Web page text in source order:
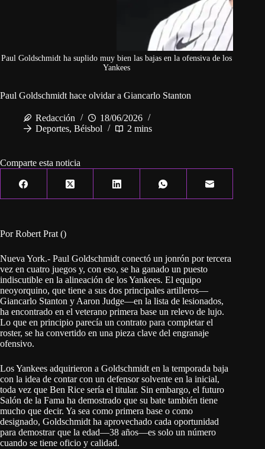
Paul Goldschmidt ha suplido muy bien las bajas en la ofensiva de los
Yankees
Paul Goldschmidt hace olvidar a Giancarlo Stanton
Redacción
18/06/2026
Deportes, Béisbol 2 mins
Comparte esta noticia
Por Robert Prat ()
Nueva York.- Paul Goldschmidt conectó un jonrón por tercera
vez en cuatro juegos y, con eso, se ha ganado un puesto
indiscutible en la alineación de los Yankees. El equipo
neoyorquino, que tiene a sus dos principales artilleros—
Giancarlo Stanton y Aaron Judge—en la lista de lesionados,
ha encontrado en el veterano primera base un relevo de lujo.
Lo que en principio parecía un contrato para completar el
roster, se ha convertido en una pieza clave del engranaje
ofensivo.
Los Yankees adquirieron a Goldschmidt en la temporada baja
con la idea de contar con un defensor solvente en la inicial,
toda vez que Ben Rice sería el titular. Sin embargo, el futuro
Salón de la Fama ha demostrado que su bate también tiene
mucho que decir. Ya sea como primera base o como
designado, Goldschmidt ha aprovechado cada oportunidad
para demostrar que la edad—38 años—es solo un número
cuando se tiene oficio y calidad.